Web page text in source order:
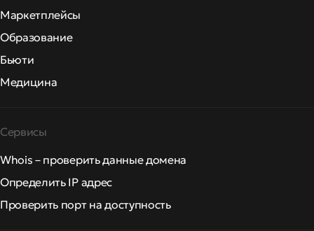
Маркетплейсы
Образование
Бьюти
Медицина
Сервисы
Whois – проверить данные домена
Определить IP адрес
Проверить порт на доступность